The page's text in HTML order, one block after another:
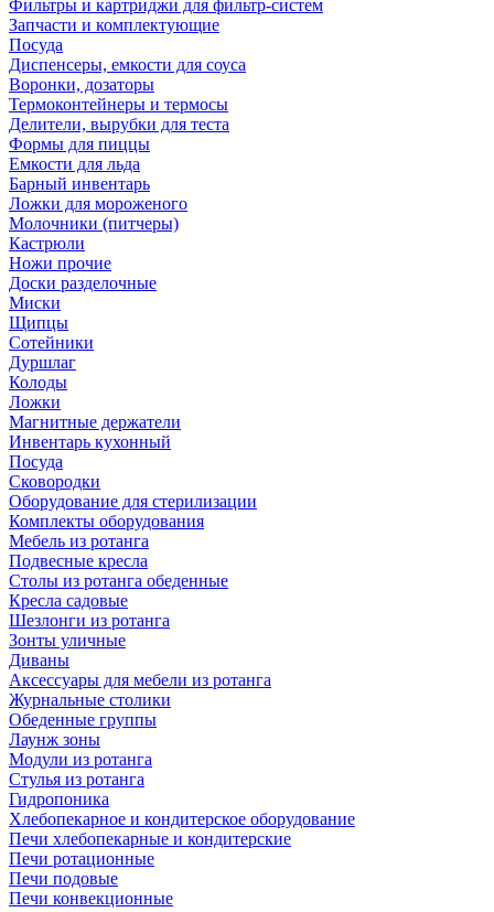
Фильтры и картриджи для фильтр-систем
Запчасти и комплектующие
Посуда
Диспенсеры, емкости для соуса
Воронки, дозаторы
Термоконтейнеры и термосы
Делители, вырубки для теста
Формы для пиццы
Емкости для льда
Барный инвентарь
Ложки для мороженого
Молочники (питчеры)
Кастрюли
Ножи прочие
Доски разделочные
Миски
Щипцы
Сотейники
Дуршлаг
Колоды
Ложки
Магнитные держатели
Инвентарь кухонный
Посуда
Сковородки
Оборудование для стерилизации
Комплекты оборудования
Мебель из ротанга
Подвесные кресла
Столы из ротанга обеденные
Кресла садовые
Шезлонги из ротанга
Зонты уличные
Диваны
Аксессуары для мебели из ротанга
Журнальные столики
Обеденные группы
Лаунж зоны
Модули из ротанга
Стулья из ротанга
Гидропоника
Хлебопекарное и кондитерское оборудование
Печи хлебопекарные и кондитерские
Печи ротационные
Печи подовые
Печи конвекционные